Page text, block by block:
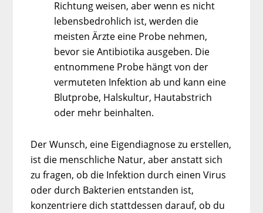
Richtung weisen, aber wenn es nicht
lebensbedrohlich ist, werden die
meisten Ärzte eine Probe nehmen,
bevor sie Antibiotika ausgeben. Die
entnommene Probe hängt von der
vermuteten Infektion ab und kann eine
Blutprobe, Halskultur, Hautabstrich
oder mehr beinhalten.
Der Wunsch, eine Eigendiagnose zu erstellen,
ist die menschliche Natur, aber anstatt sich
zu fragen, ob die Infektion durch einen Virus
oder durch Bakterien entstanden ist,
konzentriere dich stattdessen darauf, ob du